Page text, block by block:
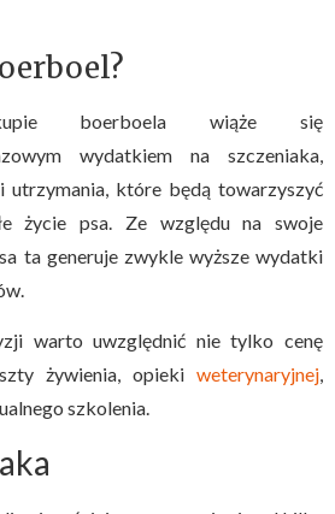
boerboela wiąże się
wydatkiem na szczeniaka,
utrzymania, które będą towarzyszyć
życie psa. Ze względu na swoje
ta generuje zwykle wyższe wydatki
warto uwzględnić nie tylko cenę
żywienia, opieki weterynaryjnej,
szkolenia.